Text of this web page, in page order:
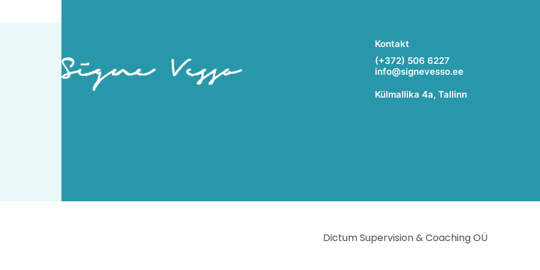
Kontakt
(+372) 506 6227
info@signevesso.ee
Külmallika 4a, Tallinn
Dictum Supervision & Coaching OÜ